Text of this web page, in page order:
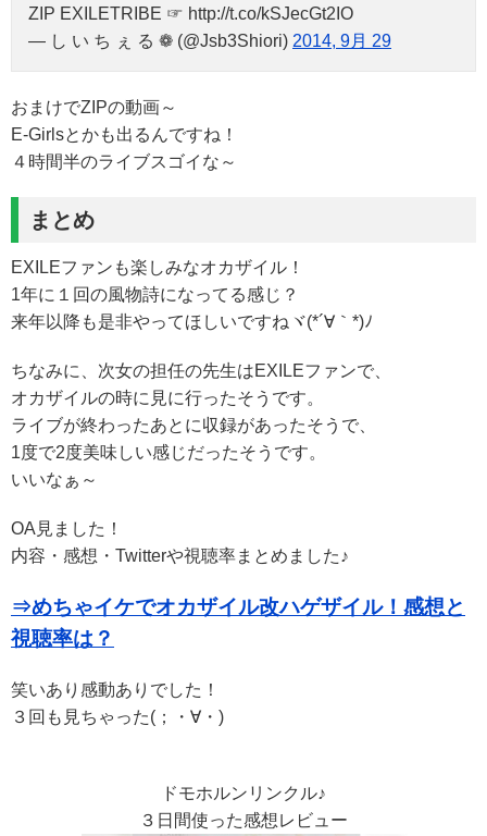
ZIP EXILETRIBE ☞ http://t.co/kSJecGt2IO
— し い ち ぇ る ❁ (@Jsb3Shiori) 2014, 9月 29
おまけでZIPの動画～
E-Girlsとかも出るんですね！
４時間半のライブスゴイな～
まとめ
EXILEファンも楽しみなオカザイル！
1年に１回の風物詩になってる感じ？
来年以降も是非やってほしいですねヾ(*´∀｀*)ﾉ
ちなみに、次女の担任の先生はEXILEファンで、
オカザイルの時に見に行ったそうです。
ライブが終わったあとに収録があったそうで、
1度で2度美味しい感じだったそうです。
いいなぁ～
OA見ました！
内容・感想・Twitterや視聴率まとめました♪
⇒めちゃイケでオカザイル改ハゲザイル！感想と
視聴率は？
笑いあり感動ありでした！
３回も見ちゃった(；・∀・)
ドモホルンリンクル♪
３日間使った感想レビュー